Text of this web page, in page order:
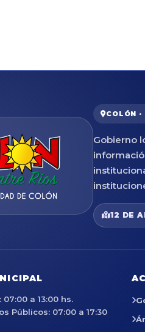
COLÓN ·
Gobierno
12 DE
a 13:00 hs.
Públicos: 07:00 a 17:30